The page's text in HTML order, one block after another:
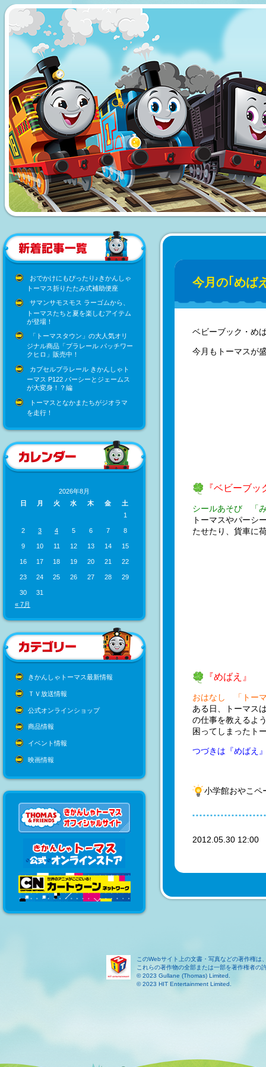
おでかけにもぴったり♪きかんしゃ
トーマス折りたたみ式補助便座
サマンサモスモス ラーゴムから、
トーマスたちと夏を楽しむアイテム
が登場！
「トーマスタウン」の大人気オリ
ジナル商品「プラレール パッチワー
クヒロ」販売中！
カプセルプラレール きかんしゃト
ーマス P122 パーシーとジェームス
が大変身！？編
トーマスとなかまたちがジオラマ
を走行！
2026年8月
日
月 火 水 木 金
土
1
2 3 4 5 6 7 8
9 10 11 12 13 14 15
16 17 18 19 20 21 22
23 24 25 26 27 28 29
30
31
« 7月
きかんしゃトーマス最新情報
ＴＶ放送情報
公式オンラインショップ
商品情報
イベント情報
映画情報
今月の｢めば
ベビーブック・め
今月もトーマスが
『ベビーブッ
シールあそび 「
トーマスやパーシ
たせたり、貨車に
『めばえ』
おはなし 「トー
ある日、トーマス
の仕事を教えるよ
困ってしまったト
つづきは『めばえ
小学館おやこペ
2012.05.30
このWebサイト上の文書・写真などの著作権は
これらの著作物の全部または一部を著作権者の
© 2023 Gullane (Thomas) Limited.
© 2023 HIT Entertainment Limited.